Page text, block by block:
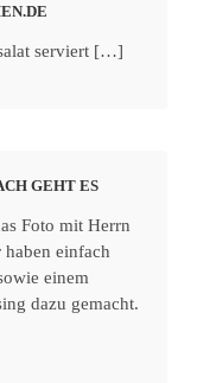
serviert […]
GEHT ES
Foto mit Herrn
einfach
einem
dazu gemacht.